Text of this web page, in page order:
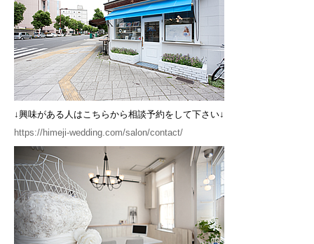
↓興味がある人はこちらから相談予約をして下さい↓
https://himeji-wedding.com/salon/contact/